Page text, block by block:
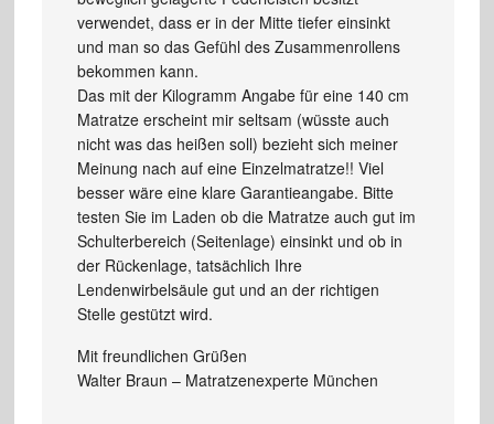
verwendet, dass er in der Mitte tiefer einsinkt
und man so das Gefühl des Zusammenrollens
bekommen kann.
Das mit der Kilogramm Angabe für eine 140 cm
Matratze erscheint mir seltsam (wüsste auch
nicht was das heißen soll) bezieht sich meiner
Meinung nach auf eine Einzelmatratze!! Viel
besser wäre eine klare Garantieangabe. Bitte
testen Sie im Laden ob die Matratze auch gut im
Schulterbereich (Seitenlage) einsinkt und ob in
der Rückenlage, tatsächlich Ihre
Lendenwirbelsäule gut und an der richtigen
Stelle gestützt wird.
Mit freundlichen Grüßen
Walter Braun – Matratzenexperte München